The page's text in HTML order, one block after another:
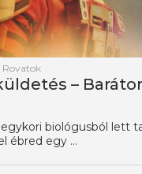
Rovatok
–
egykori biológusból lett
ébred egy ...